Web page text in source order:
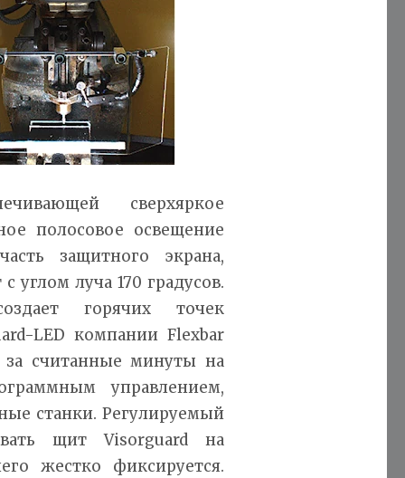
сверхяркое
полосовое освещение
защитного экрана,
углом луча 170 градусов.
горячих точек
LED компании Flexbar
за считанные минуты на
управлением,
станки. Регулируемый
щит Visorguard на
жестко фиксируется.